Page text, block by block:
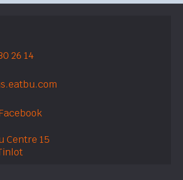
26 14
Centre 15